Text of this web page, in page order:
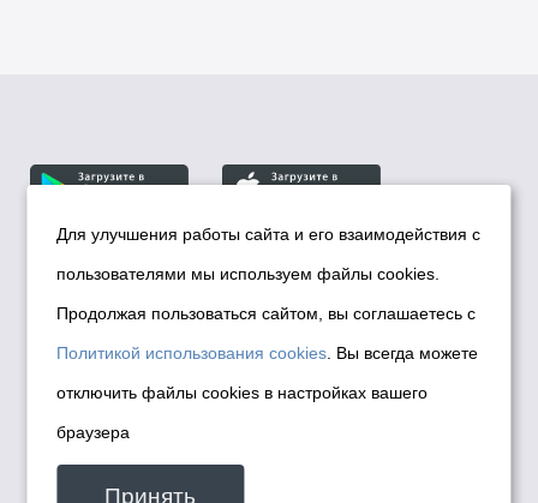
© Департамент информационной политики мэрии
города Новосибирска, 2026
Политика использования Cookies
Политика по обработке персональных
данных в информационных системах
мэрии города Новосибирска
Техническая поддержка сайта -
Для улучшения работы сайта и его взаимодействия с
пользователями мы используем файлы cookies.
Продолжая пользоваться сайтом, вы соглашаетесь с
Политикой использования cookies . Вы всегда можете
отключить файлы cookies в настройках вашего
браузера
Принять